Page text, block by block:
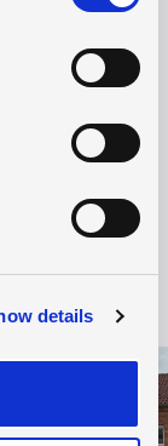
details
Læs